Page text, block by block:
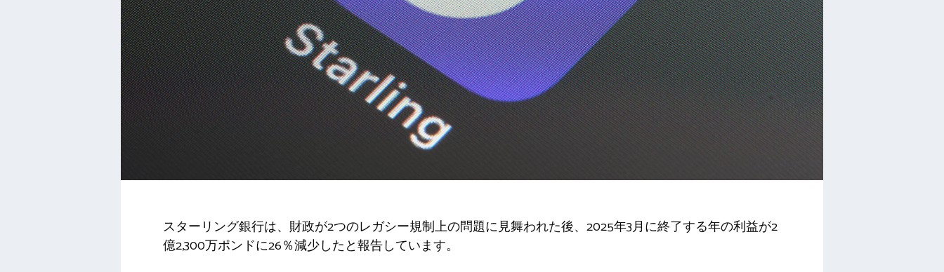
スターリング銀行は、財政が2つのレガシー規制上の問題に見舞われた後、2025年3月に終了する年の利益が2
億2,300万ポンドに26％減少したと報告しています。